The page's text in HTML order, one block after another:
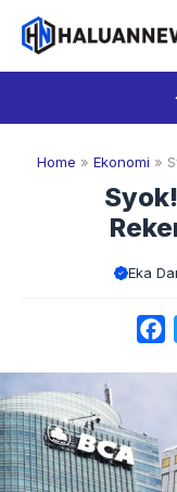
Langsung
isi
Home » Ekonomi »
Eka